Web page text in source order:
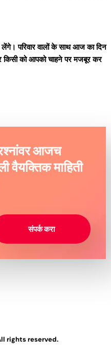
परिवार वालों के साथ आज का दिन
को आपको चाहने पर मजबूर कर
आजच
वैयक्तिक माहिती
संपर्क करा
rights reserved.